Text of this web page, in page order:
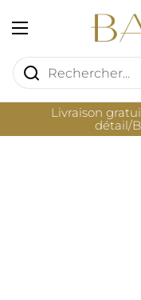
Ouvrir le menu
Livraison
détail/